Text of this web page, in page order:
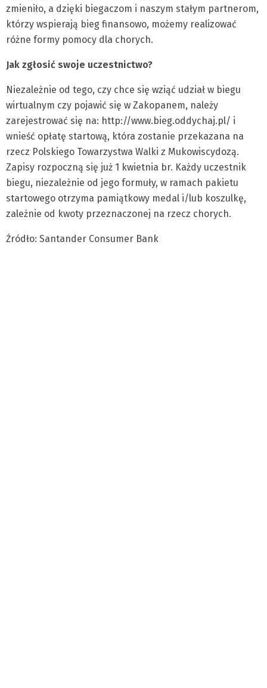
zmieniło, a dzięki biegaczom i naszym stałym partnerom,
którzy wspierają bieg finansowo, możemy realizować
różne formy pomocy dla chorych.
Jak zgłosić swoje uczestnictwo?
Niezależnie od tego, czy chce się wziąć udział w biegu
wirtualnym czy pojawić się w Zakopanem, należy
zarejestrować się na: http://www.bieg.oddychaj.pl/ i
wnieść opłatę startową, która zostanie przekazana na
rzecz Polskiego Towarzystwa Walki z Mukowiscydozą.
Zapisy rozpoczną się już 1 kwietnia br. Każdy uczestnik
biegu, niezależnie od jego formuły, w ramach pakietu
startowego otrzyma pamiątkowy medal i/lub koszulkę,
zależnie od kwoty przeznaczonej na rzecz chorych.
Źródło: Santander Consumer Bank